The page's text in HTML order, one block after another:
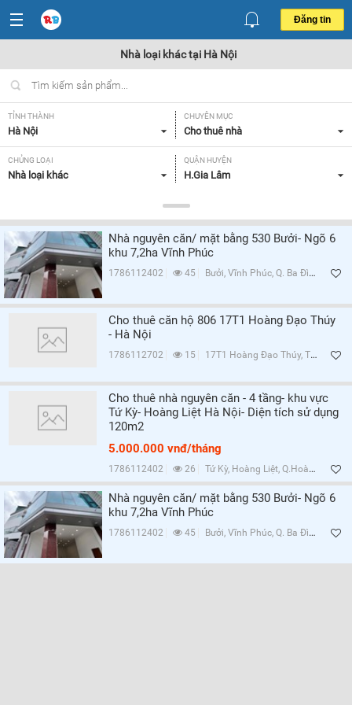
Đăng tin
Nhà loại khác tại Hà Nội
TỈNH THÀNH
Hà Nội
CHUYÊN MỤC
Cho thuê nhà
CHỦNG LOẠI
Nhà loại khác
QUẬN HUYỆN
H.Gia Lâm
Tất cả
TIỆN ÍCH
Tất cả
Nhà nguyên căn/ mặt bằng 530 Bưởi- Ngõ 6
khu 7,2ha Vĩnh Phúc
1786112402 45 Bưởi, Vĩnh Phúc, Q. Ba Đình, Hà Nội
Cho thuê căn hộ 806 17T1 Hoàng Đạo Thúy
- Hà Nội
1786112702 15 17T1 Hoàng Đạo Thúy, Trung Hòa, Q.Cầu Giấy, Hà Nội
Cho thuê nhà nguyên căn - 4 tầng- khu vực
Tứ Kỳ- Hoàng Liệt Hà Nội- Diện tích sử dụng
120m2
5.000.000 vnđ/tháng
1786112402 26 Tứ Kỳ, Hoàng Liệt, Q.Hoàng Mai, Hà Nội
Nhà nguyên căn/ mặt bằng 530 Bưởi- Ngõ 6
khu 7,2ha Vĩnh Phúc
1786112402 45 Bưởi, Vĩnh Phúc, Q. Ba Đình, Hà Nội